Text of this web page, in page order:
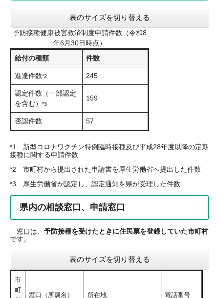
表のサイズを切り替える
予防接種健康被害救済制度申請件数（令和8
年6月30日時点）
給付の種類
件数
進達件数*2 245
認定件数（一部認定
を含む）
*3
159
否認件数 57
*1 新型コロナワクチン特例臨時接種及び平成28年度以降の定期
接種に関する申請件数
*2 市町村から提出された申請書を厚生労働省へ提出した件数
*3 厚生労働省が認定し、認定通知を県が受理した件数
県内の相談窓口、申請窓口
窓口は、 予防接種を受けたときに住民票を登録していた市町村
です。
表のサイズを切り替える
市
町
窓口（所属名） 所在地 電話番号